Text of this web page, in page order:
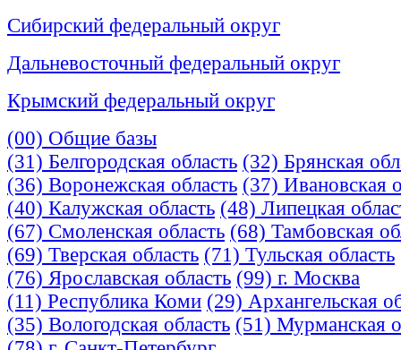
Сибирский федеральный округ
Дальневосточный федеральный округ
Крымский федеральный округ
(00) Общие базы
(31) Белгородская область (32) Брянская
(36) Воронежская область (37) Ивановская
(40) Калужская область (48) Липецкая
(67) Смоленская область (68) Тамбовская
(69) Тверская область (71) Тульская область
(76) Ярославская область (99) г. Москва
(11) Республика Коми (29) Архангельская
(35) Вологодская область (51) Мурманская